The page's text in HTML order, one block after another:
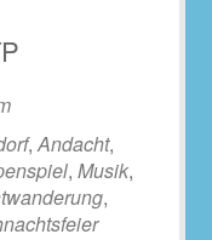
,Andacht,
,Musik,
,